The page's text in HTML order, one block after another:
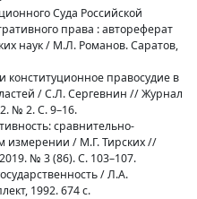
Суда Российской
права : автореферат
наук / М.Л. Романов. Саратов,
конституционное правосудие в
/ С.Л. Сергевнин // Журнал
№ 2. С. 9–16.
сравнительно-
измерении / М.Г. Тирских //
№ 3 (86). C. 103–107.
/ Л.А.
1992. 674 с.